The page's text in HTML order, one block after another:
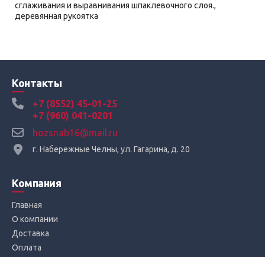
сглаживания и выравнивания шпаклевочного слоя.,
деревянная рукоятка
Контакты
+7 (8552) 45-01-25
+7 (960) 041-0201
hozsnab16@mail.ru
г. Набережные Челны, ул. Гагарина, д. 20
Компания
Главная
О компании
Доставка
Оплата